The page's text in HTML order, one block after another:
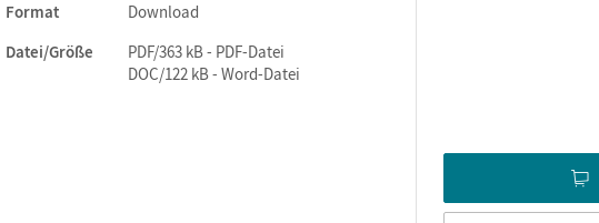
Format
Download
Datei/Größe
PDF/363 kB - PDF-Datei
DOC/122 kB - Word-Datei